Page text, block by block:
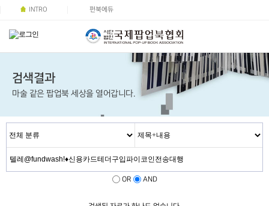
INTRO 펀북에듀
검색결과
마술 같은 팝업북 세상을 열어갑니다.
OR AND